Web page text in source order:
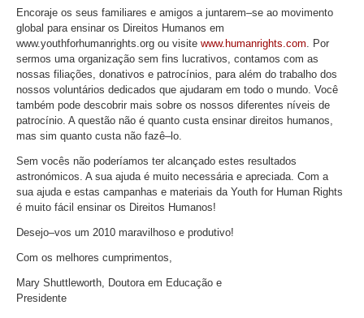
Encoraje os seus familiares e amigos a juntarem–se ao movimento
global para ensinar os Direitos Humanos em
www.youthforhumanrights.org ou visite www.humanrights.com. Por
sermos uma organização sem fins lucrativos, contamos com as
nossas filiações, donativos e patrocínios, para além do trabalho dos
nossos voluntários dedicados que ajudaram em todo o mundo. Você
também pode descobrir mais sobre os nossos diferentes níveis de
patrocínio. A questão não é quanto custa ensinar direitos humanos,
mas sim quanto custa não fazê–lo.
Sem vocês não poderíamos ter alcançado estes resultados
astronómicos. A sua ajuda é muito necessária e apreciada. Com a
sua ajuda e estas campanhas e materiais da Youth for Human Rights
é muito fácil ensinar os Direitos Humanos!
Desejo–vos um 2010 maravilhoso e produtivo!
Com os melhores cumprimentos,
Mary Shuttleworth, Doutora em Educação e
Presidente